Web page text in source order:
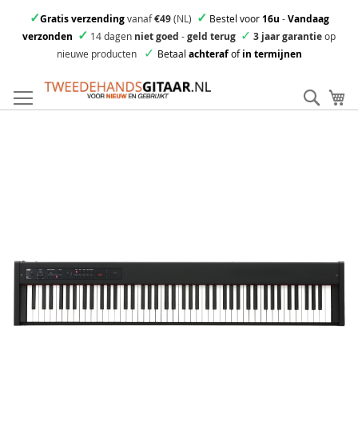
✓Gratis verzendingvanaf€49(NL) ✓ Bestel voor16u -Vandaag
verzonden ✓ 14 dagen niet goed -geld terug ✓ 3 jaar garantieop
nieuwe producten
✓ Betaal achterafofin termijnen
direct
door